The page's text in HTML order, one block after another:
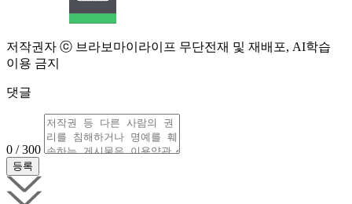
저작권자 ⓒ 브라보마이라이프 무단전재 및 재배포, AI학습
이용 금지
댓글
0 / 300